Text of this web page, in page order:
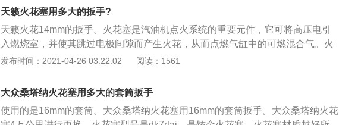
查电极是否磨损等）；2、选择合适工具，组装工具，拆卸火花塞，并逐个取出
火花塞；用清洁布遮盖住气缸上火花塞孔，避免物体进入缸体内部；3、将点火
线圈对正火花塞，安装到位，使用工具旋入螺栓；清洁量具，测量火花塞间隙，
并判断火花塞；4、检查新火花塞外观是否存在问题，将火花塞装入专用套筒，
旋入火花塞孔使用数字式扭力扳手，调至25nm，拧紧火花塞，关闭点火开关，打
障，整理工位。
天籁火花塞用多大的扳手?
天籁火花14mm的扳手。火花塞是汽油机点火系统的重要元件，它可将高压电引
入燃烧室，并使其跳过电极间隙而产生火花，从而点燃气缸中的可燃混合气。火
花塞的结构介绍如下：1、钢壳：钢壳下部是细螺纹，用于与缸盖火花塞孔配
是中心电极。金属杆下端与中心电极上端通过导体玻璃体接触，金属杆上端装有
接线螺母；3、在钢制壳体与中心电极之间有高氧化铝陶瓷绝缘体，使中心电极
在通电时绝缘；4、钢壳体最下部装有弯曲的侧电极；5、钢壳外部的中部有铜制
发布时间：2021-04-26 03:22:02 阅读：1561
大众桑塔纳火花塞用多大的套筒扳手
使用的是16mm的套筒。大众桑塔纳火花塞用16mm的套筒扳手。大众桑塔纳火花